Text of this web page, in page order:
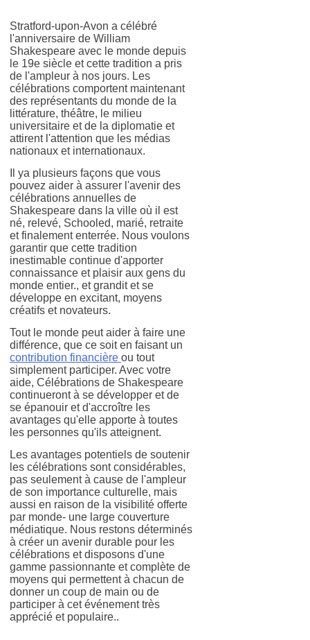
Stratford-upon-Avon a célébré
l'anniversaire de William
Shakespeare avec le monde depuis
le 19e siècle et cette tradition a pris
de l'ampleur à nos jours. Les
célébrations comportent maintenant
des représentants du monde de la
littérature, théâtre, le milieu
universitaire et de la diplomatie et
attirent l'attention que les médias
nationaux et internationaux.
Il ya plusieurs façons que vous
pouvez aider à assurer l'avenir des
célébrations annuelles de
Shakespeare dans la ville où il est
né, relevé, Schooled, marié, retraite
et finalement enterrée. Nous voulons
garantir que cette tradition
inestimable continue d'apporter
connaissance et plaisir aux gens du
monde entier., et grandit et se
développe en excitant, moyens
créatifs et novateurs.
Tout le monde peut aider à faire une
différence, que ce soit en faisant un
contribution financière ou tout
simplement participer. Avec votre
aide, Célébrations de Shakespeare
continueront à se développer et de
se épanouir et d'accroître les
avantages qu'elle apporte à toutes
les personnes qu'ils atteignent.
Les avantages potentiels de soutenir
les célébrations sont considérables,
pas seulement à cause de l'ampleur
de son importance culturelle, mais
aussi en raison de la visibilité offerte
par monde- une large couverture
médiatique. Nous restons déterminés
à créer un avenir durable pour les
célébrations et disposons d'une
gamme passionnante et complète de
moyens qui permettent à chacun de
donner un coup de main ou de
participer à cet événement très
apprécié et populaire..